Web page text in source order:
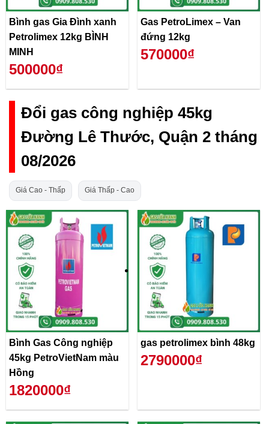
Bình gas Gia Đình xanh
Petrolimex 12kg BÌNH
MINH
500000₫
Gas PetroLimex – Van
đứng 12kg
570000₫
Đổi gas công nghiệp 45kg
Đường Lê Thước, Quận 2 tháng
08/2026
Giá Cao - Thấp Giá Thấp - Cao
Bình Gas Công nghiệp
45kg PetroVietNam màu
Hồng
1820000₫
gas petrolimex bình 48kg
2790000₫